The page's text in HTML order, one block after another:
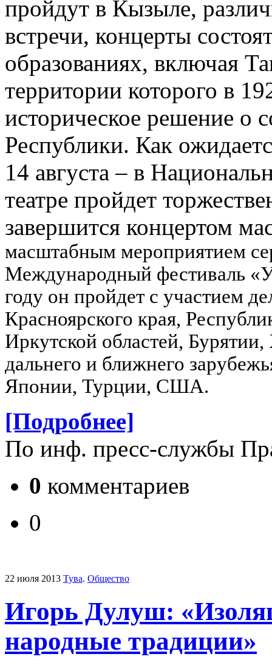
пройдут в Кызыле,
встречи, концерты
образованиях, включая
территории которого в
историческое решение о
Республики. Как
14 августа – в
театре пройдет
завершится концертом
масштабным мероприятием
Международный фестиваль
году он пройдет с участием
Красноярского края,
Иркутской областей,
дальнего и ближнего
Японии, Турции, США.
[Подробнее]
По инф. пресс-службы
0 комментариев
0
22 июля 2013 Тува. Общество
Игорь Дулуш:
народные традиции»